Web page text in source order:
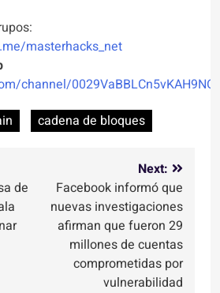
masterhacks_net
channel/
cadena de bloques
de
Next:
Facebook informó que
nuevas investigaciones
afirman que fueron 29
millones de cuentas
comprometidas por
vulnerabilidad